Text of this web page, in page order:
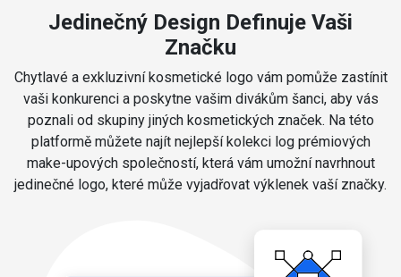
Jedinečný Design Definuje Vaši
Značku
Chytlavé a exkluzivní kosmetické logo vám pomůže zastínit
vaši konkurenci a poskytne vašim divákům šanci, aby vás
poznali od skupiny jiných kosmetických značek. Na této
platformě můžete najít nejlepší kolekci log prémiových
make-upových společností, která vám umožní navrhnout
jedinečné logo, které může vyjadřovat výklenek vaší značky.